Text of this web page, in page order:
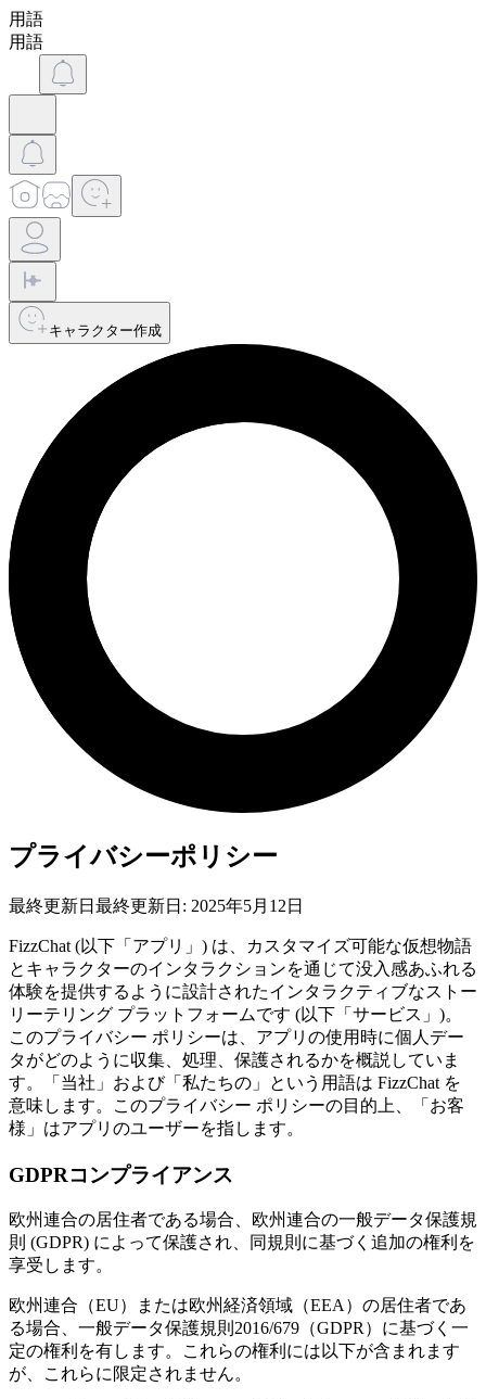
用語
用語
キャラクター作成
プライバシーポリシー
最終更新日最終更新日: 2025年5月12日
FizzChat (以下「アプリ」) は、カスタマイズ可能な仮想物語
とキャラクターのインタラクションを通じて没入感あふれる
体験を提供するように設計されたインタラクティブなストー
リーテリング プラットフォームです (以下「サービス」)。
このプライバシー ポリシーは、アプリの使用時に個人デー
タがどのように収集、処理、保護されるかを概説していま
す。「当社」および「私たちの」という用語は FizzChat を
意味します。このプライバシー ポリシーの目的上、「お客
様」はアプリのユーザーを指します。
GDPRコンプライアンス
欧州連合の居住者である場合、欧州連合の一般データ保護規
則 (GDPR) によって保護され、同規則に基づく追加の権利を
享受します。
欧州連合（EU）または欧州経済領域（EEA）の居住者であ
る場合、一般データ保護規則2016/679（GDPR）に基づく一
定の権利を有します。これらの権利には以下が含まれます
が、これらに限定されません。